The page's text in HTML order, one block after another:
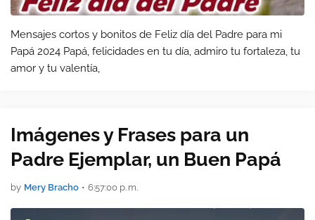
Mensajes cortos y bonitos de Feliz día del Padre para mi
Papá 2024 Papá, felicidades en tu día, admiro tu fortaleza, tu
amor y tu valentía,
Imágenes y Frases para un
Padre Ejemplar, un Buen Papá
by Mery Bracho • 6:57:00 p. m.